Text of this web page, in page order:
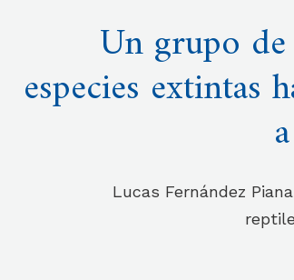
Un grupo
especies extintas
Lucas Fernández